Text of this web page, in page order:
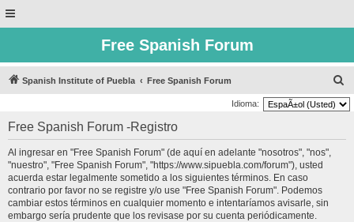
Free Spanish Forum
Spanish Institute of Puebla Free Spanish Forum
u
Idioma:
Free Spanish Forum -Registro
Al ingresar en "Free Spanish Forum" (de aquí en adelante "nosotros", "nos",
"nuestro", "Free Spanish Forum", "https://www.sipuebla.com/forum"), usted
acuerda estar legalmente sometido a los siguientes términos. En caso
contrario por favor no se registre y/o use "Free Spanish Forum". Podemos
cambiar estos términos en cualquier momento e intentaríamos avisarle, sin
embargo sería prudente que los revisase por su cuenta periódicamente.